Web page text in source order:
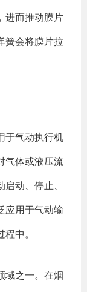
进而推动膜片
簧会将膜片拉
于气动执行机
气体或液压流
动、停止、
应用于气动输
中。
域之一。在烟